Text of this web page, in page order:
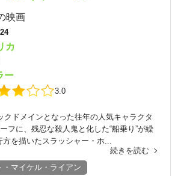
映画
カ
ー
3.0
クドメインとなった往年の人気キャラクタ
フに、残忍な殺人鬼と化した“船乗り”が繰
方を描いたスラッシャー・ホ...
続きを読む
・マイケル・ライアン